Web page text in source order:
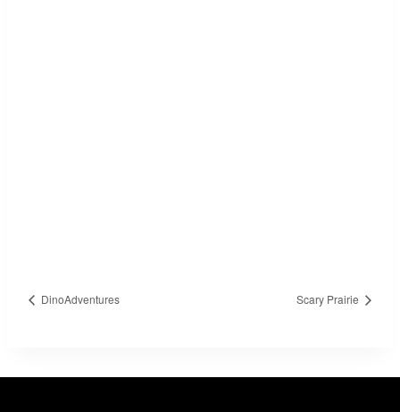
DinoAdventures Scary Prairie